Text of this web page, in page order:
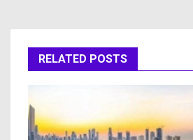
RELATED POSTS